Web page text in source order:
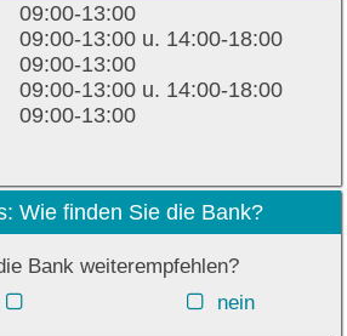
09:00-13:00
09:00-13:00 u. 14:00-18:00
09:00-13:00
09:00-13:00 u. 14:00-18:00
09:00-13:00
Wie finden Sie die Bank?
Bank weiterempfehlen?
nein